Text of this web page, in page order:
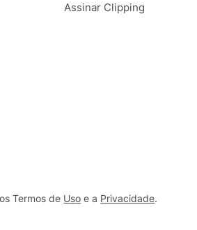
Assinar Clipping
Termos de Uso e a Privacidade.